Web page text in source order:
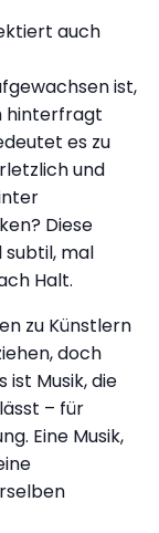
auch
ist,
hinterfragt
es zu
und
Diese
subtil, mal
Halt.
zu Künstlern
doch
ist Musik, die
– für
Eine Musik,